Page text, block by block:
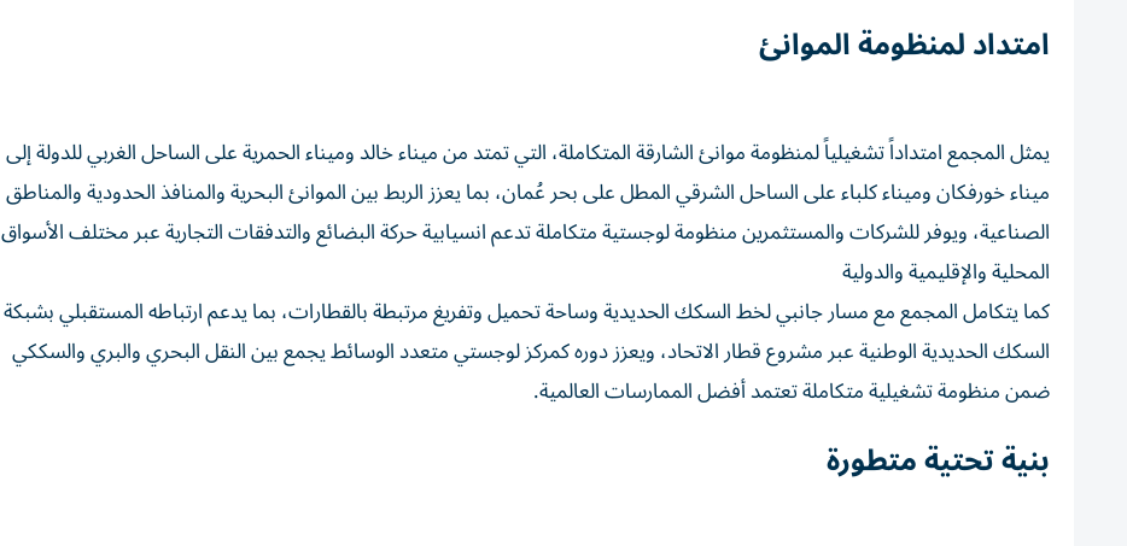
امتداد لمنظومة الموانئ
يمثل المجمع امتداداً تشغيلياً لمنظومة موانئ الشارقة المتكاملة، التي تمتد من ميناء خالد وميناء الحمرية على الساحل الغربي للدولة إلى
ميناء خورفكان وميناء كلباء على الساحل الشرقي المطل على بحر عُمان، بما يعزز الربط بين الموانئ البحرية والمنافذ الحدودية والمناطق
الصناعية، ويوفر للشركات والمستثمرين منظومة لوجستية متكاملة تدعم انسيابية حركة البضائع والتدفقات التجارية عبر مختلف الأسواق
المحلية والإقليمية والدولية
كما يتكامل المجمع مع مسار جانبي لخط السكك الحديدية وساحة تحميل وتفريغ مرتبطة بالقطارات، بما يدعم ارتباطه المستقبلي بشبكة
السكك الحديدية الوطنية عبر مشروع قطار الاتحاد، ويعزز دوره كمركز لوجستي متعدد الوسائط يجمع بين النقل البحري والبري والسككي
ضمن منظومة تشغيلية متكاملة تعتمد أفضل الممارسات العالمية.
بنية تحتية متطورة